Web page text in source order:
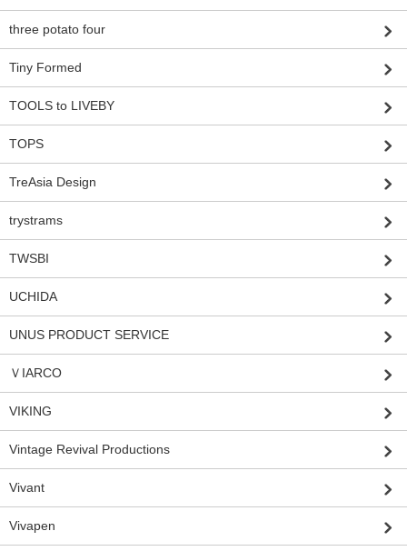
three potato four
Tiny Formed
TOOLS to LIVEBY
TOPS
TreAsia Design
trystrams
TWSBI
UCHIDA
UNUS PRODUCT SERVICE
ＶIARCO
VIKING
Vintage Revival Productions
Vivant
Vivapen